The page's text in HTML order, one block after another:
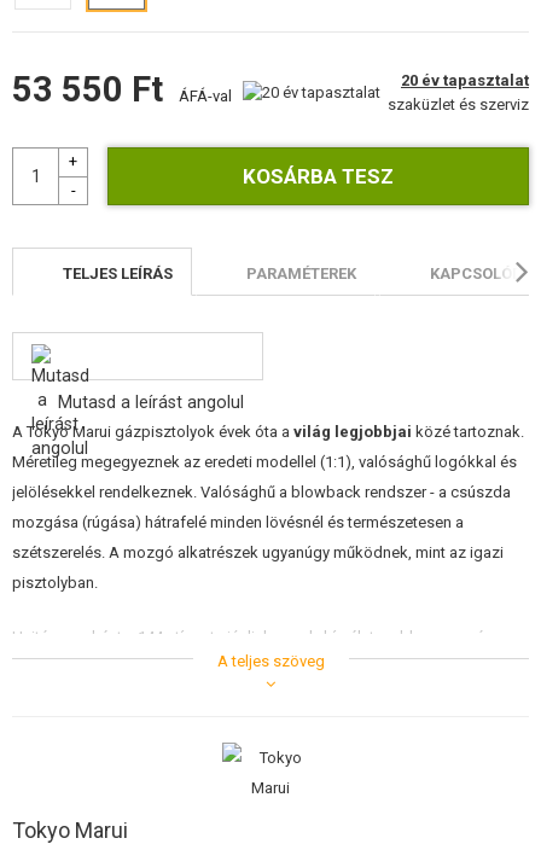
REKLÁM TÁRGYAK
SÉRÜLT, HASZNÁLT ÁRUK
HÍREK
KEDVEZMÉNYEK
ELÉRHETŐSÉG
53 550 Ft ÁFÁ-val
20 év tapasztalat
szaküzlet és szerviz
TELJES LEÍRÁS PARAMÉTEREK KAPCSOLÓDÓ
Mutasd a leírást angolul
A Tokyo Marui gázpisztolyok évek óta a világ legjobbjai közé tartoznak.
Méretileg megegyeznek az eredeti modellel (1:1), valósághű logókkal és
jelölésekkel rendelkeznek. Valósághű a blowback rendszer - a csúszda
mozgása (rúgása) hátrafelé minden lövésnél és természetesen a
szétszerelés. A mozgó alkatrészek ugyanúgy működnek, mint az igazi
pisztolyban.
Hajtóanyagként a 144a típust ajánljuk, amely kíméletesebb a mozgó
alkatrészekhez, és biztosítja a replika hosszú távú működését. A gázt egy
50 tárat lehet megtölteni. Ez a használt palack térfogatától függ.
A teljes szöveg
Tokyo Marui